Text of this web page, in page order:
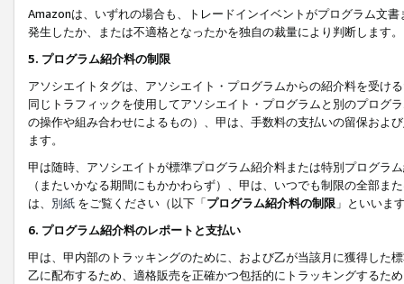
Amazonは、いずれの場合も、トレードインイベントがプログラム文
発生したか、または不適格となったかを独自の裁量により判断します。
5. プログラム紹介料の制限
アソシエイトタグは、アソシエイト・プログラムからの紹介料を受け
同じトラフィックを使用してアソシエイト・プログラムと別のプログ
の操作や組み合わせによるもの）、甲は、手数料の支払いの留保およ
ます。
甲は随時、アソシエイトが標準プログラム紹介料または特別プログラ
（またいかなる期間にもかかわらず）、甲は、いつでも制限の全部
は、 別紙 をご覧ください（以下「プログラム紹介料の制限 」といいま
6. プログラム紹介料のレポートと支払い
甲は、甲内部のトラッキングのために、および乙が当該月に獲得した
乙に配布するため、適格販売を正確かつ包括的にトラッキングするた